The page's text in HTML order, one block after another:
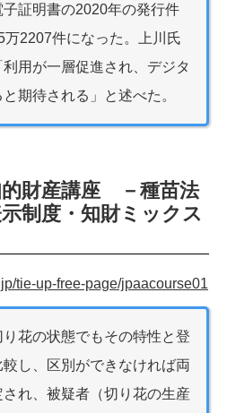
証明書の2020年の発行件
2207件になった。上川氏
用が一層促進され、デジタ
期待される」と述べた。
的財産講座 －種苗法
制度・知財ミックス
tie-up-free-page/jpaacourse01
花の状態でもその特性と登
し、区別ができなければ両
れ、被疑者（切り花の生産